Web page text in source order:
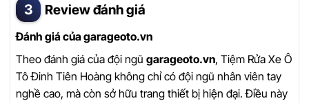
Review đánh giá
Đánh giá của garageoto.vn
Theo đánh giá của đội ngũ garageoto.vn, Tiệm Rửa Xe Ô
Tô Đinh Tiên Hoàng không chỉ có đội ngũ nhân viên tay
nghề cao, mà còn sở hữu trang thiết bị hiện đại. Điều này